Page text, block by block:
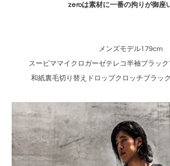
zeroは素材に一番の拘りが御座
メンズモデル179cm
スーピママイクロガーゼテレコ半袖ブラッ
和紙裏毛切り替えドロップクロッチブラッ